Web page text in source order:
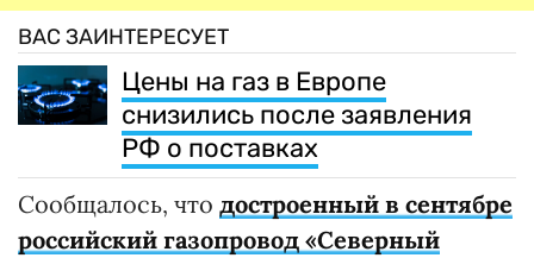
ВАС ЗАИНТЕРЕСУЕТ
Цены на газ в Европе
снизились после заявления
РФ о поставках
Сообщалось, что достроенный в сентябре
российский газопровод «Северный